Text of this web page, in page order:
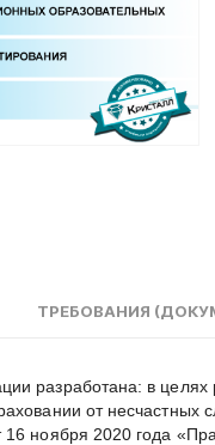
ТРЕБОВАНИЯ
разработана: в
от несчастных
ноября 2020 года